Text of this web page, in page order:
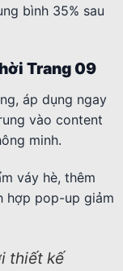
bình 35% sau
Trang 09
áp dụng ngay
vào content
minh.
váy hè, thêm
hợp pop-up giảm
thiết kế